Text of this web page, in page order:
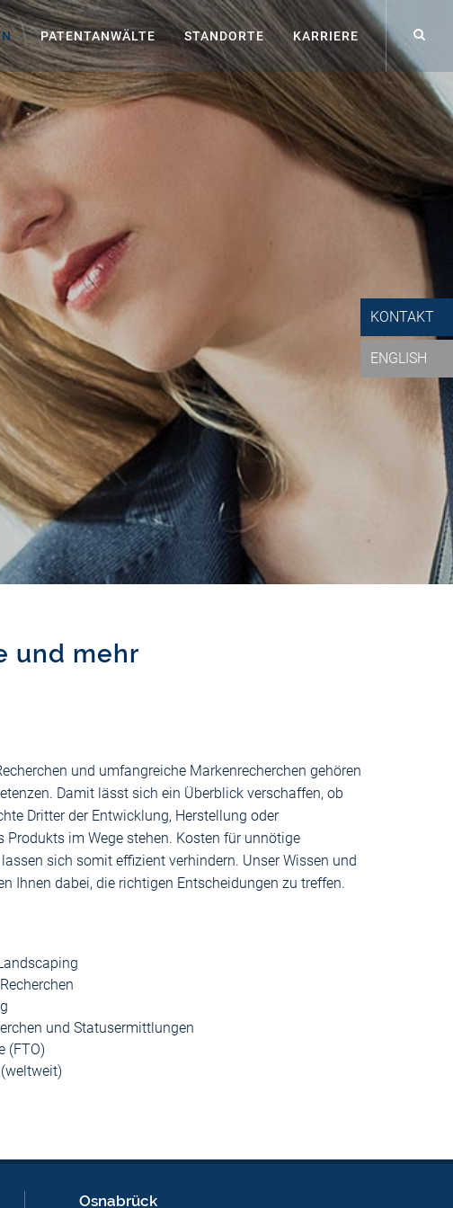
PATENTANWÄLTE STANDORTE KARRIERE
und mehr
und umfangreiche Markenrecherchen gehören
Damit lässt sich ein Überblick verschaffen, ob
Dritter der Entwicklung, Herstellung oder
Produkts im Wege stehen. Kosten für unnötige
sich somit effizient verhindern. Unser Wissen und
Ihnen dabei, die richtigen Entscheidungen zu treffen.
und Statusermittlungen
(FTO)
Osnabrück
KONTAKT
ENGLISH